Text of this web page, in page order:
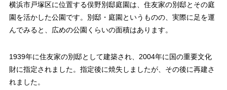
横浜市戸塚区に位置する俣野別邸庭園は、住友家の別邸とその庭
園を活かした公園です。別邸・庭園というものの、実際に足を運
んでみると、広めの公園くらいの面積はあります。
1939年に住友家の別邸として建築され、2004年に国の重要文化
財に指定されました。指定後に焼失しましたが、その後に再建さ
れました。